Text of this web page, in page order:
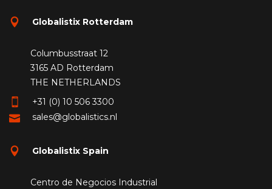
Globalistix Rotterdam
Columbusstraat 12
3165 AD Rotterdam
THE NETHERLANDS
+31 (0) 10 506 3300
sales@globalistics.nl
Globalistix Spain
Centro de Negocios Industrial